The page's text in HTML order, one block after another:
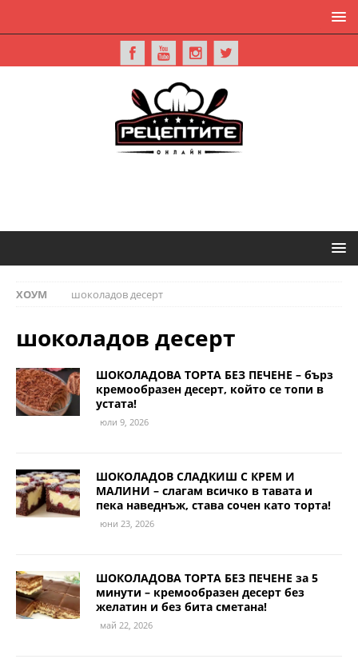
ХОУМ шоколадов десерт
шоколадов десерт
ШОКОЛАДОВА ТОРТА БЕЗ ПЕЧЕНЕ – бърз
кремообразен десерт, който се топи в
устата!
юли 9, 2026
ШОКОЛАДОВ СЛАДКИШ С КРЕМ И
МАЛИНИ – слагам всичко в тавата и
пека наведнъж, става сочен като торта!
юни 23, 2026
ШОКОЛАДОВА ТОРТА БЕЗ ПЕЧЕНЕ за 5
минути – кремообразен десерт без
желатин и без бита сметана!
май 22, 2026